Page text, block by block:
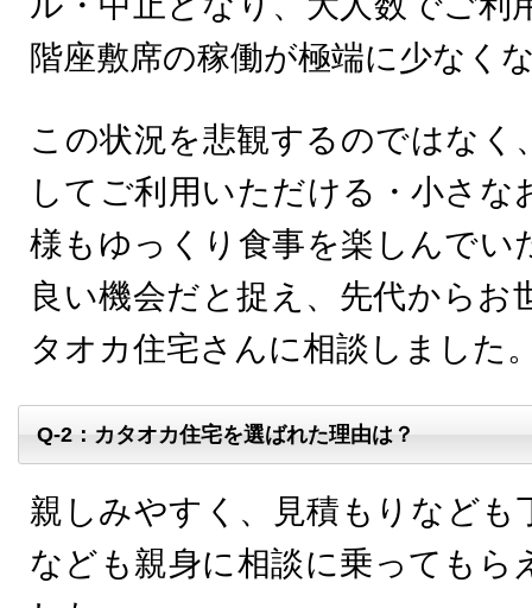
階座敷席の稼働が極端に少なく
この状況を悲観するのではなく
してご利用いただける・小さな
様もゆっくり食事を楽しんでい
良い機会だと捉え、先代からお
タオカ住宅さんに相談しました
Q-2：カタオカ住宅を選ばれた理由は？
親しみやすく、見積もりなども
なども親身に相談に乗ってもら